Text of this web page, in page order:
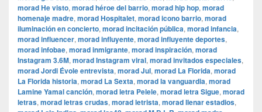
morad He visto, morad héroe del barrio, morad hip hop, morad
homenaje madre, morad Hospitalet, morad icono barrio, morad
iluminación en concierto, morad incitación pública, morad infancia,
morad influencer, morad influyente, morad influyente deportes,
morad infobae, morad inmigrante, morad inspiración, morad
Instagram 3.6M, morad Instagram viral, morad invitados especiales,
morad Jordi Évole entrevista, morad Jul, morad La Florida, morad
La Florida historia, morad La Sexta, morad la vanguardia, morad
Lamine Yamal canción, morad letra Pelele, morad letra Sigue, morad
letras, morad letras crudas, morad letrista, morad llenar estadios,